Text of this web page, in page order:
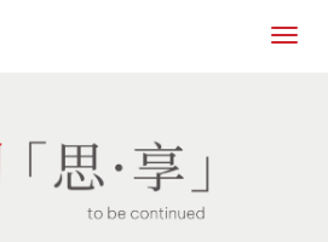
Toggle